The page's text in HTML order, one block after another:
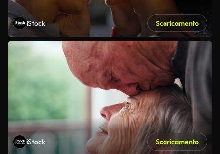
iStock Scaricamento
iStock Scaricamento